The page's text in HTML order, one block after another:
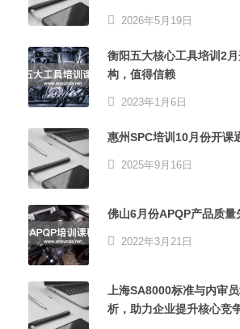
2026年5月19日
衡阳五大核心工具培训2
构，值得信赖
2023年1月6日
惠州SPC培训10月份开课
2025年9月16日
佛山6月份APQP产品质量
2022年3月21日
上海SA8000标准与内审
析，助力企业提升核心竞